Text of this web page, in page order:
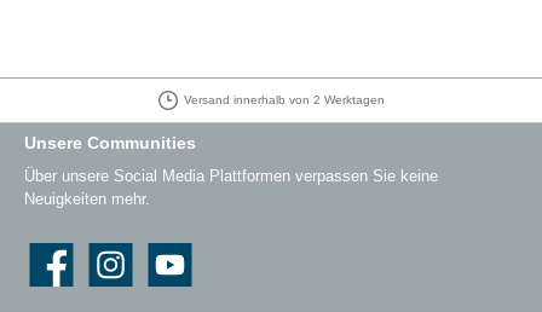
Versand innerhalb von 2 Werktagen
Unsere Communities
Über unsere Social Media Plattformen verpassen Sie keine
Neuigkeiten mehr.
Instagram YouTube